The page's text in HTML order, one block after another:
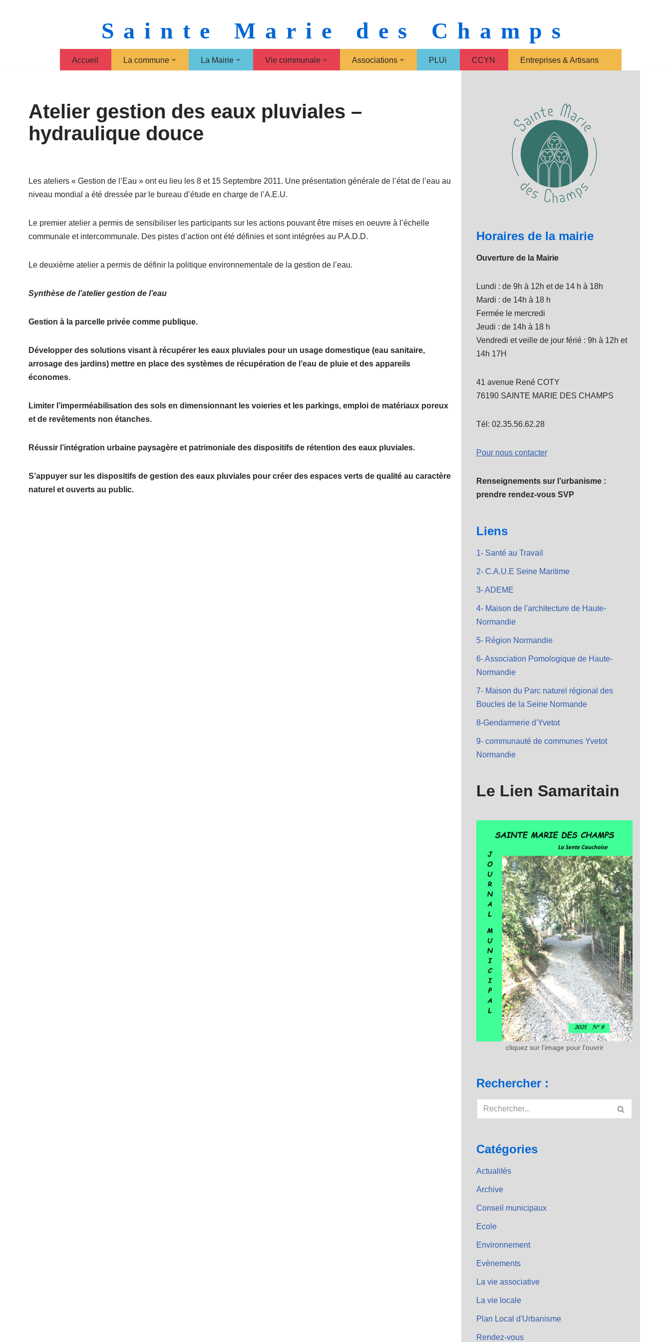
Sainte Marie des Champs
Accueil La commune La Mairie Vie communale Associations PLUi CCYN Entreprises & Artisans
Atelier gestion des eaux pluviales –
hydraulique douce
Les ateliers « Gestion de l’Eau » ont eu lieu les 8 et 15 Septembre 2011. Une présentation générale de l’état de l’eau au
niveau mondial a été dressée par le bureau d’étude en charge de l’A.E.U.
Le premier atelier a permis de sensibiliser les participants sur les actions pouvant être mises en oeuvre à l’échelle
communale et intercommunale. Des pistes d’action ont été définies et sont intégrées au P.A.D.D.
Le deuxième atelier a permis de définir la politique environnementale de la gestion de l’eau.
Synthèse de l’atelier gestion de l’eau
Gestion à la parcelle privée comme publique.
Développer des solutions visant à récupérer les eaux pluviales pour un usage domestique (eau sanitaire,
arrosage des jardins) mettre en place des systèmes de récupération de l’eau de pluie et des appareils
économes.
Limiter l’imperméabilisation des sols en dimensionnant les voieries et les parkings, emploi de matériaux poreux
et de revêtements non étanches.
Réussir l’intégration urbaine paysagère et patrimoniale des dispositifs de rétention des eaux pluviales.
S’appuyer sur les dispositifs de gestion des eaux pluviales pour créer des espaces verts de qualité au caractère
naturel et ouverts au public.
Horaires de la mairie
Ouverture de la Mairie
Lundi : de 9h à 12h et de 14 h à 18h
Mardi : de 14h à 18 h
Fermée le mercredi
Jeudi : de 14h à 18 h
Vendredi et veille de jour férié : 9h à 12h et
14h 17H
41 avenue René COTY
76190 SAINTE MARIE DES CHAMPS
Tél: 02.35.56.62.28
Pour nous contacter
Renseignements sur l’urbanisme :
prendre rendez-vous SVP
Liens
1- Santé au Travail
2- C.A.U.E Seine Maritime
3- ADEME
4- Maison de l'architecture de Haute-
Normandie
5- Région Normandie
6- Association Pomologique de Haute-
Normandie
7- Maison du Parc naturel régional des
Boucles de la Seine Normande
8-Gendarmerie d'Yvetot
9- communauté de communes Yvetot
Normandie
Le Lien Samaritain
cliquez sur l'image pour l'ouvrir
Rechercher :
Catégories
Actualités
Archive
Conseil municipaux
Ecole
Environnement
Evènements
La vie associative
La vie locale
Plan Local d'Urbanisme
Rendez-vous